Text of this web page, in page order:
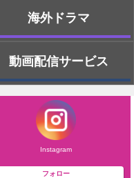
海外ドラマ
動画配信サービス
Instagram
フォロー